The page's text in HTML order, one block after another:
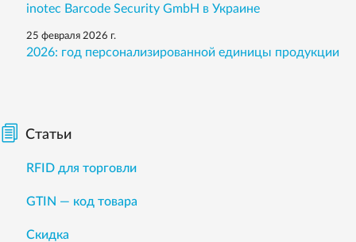
inotec Barcode Security GmbH в Украине
25 февраля 2026 г.
2026: год персонализированной единицы продукции
Статьи
RFID для торговли
GTIN — код товара
Скидка